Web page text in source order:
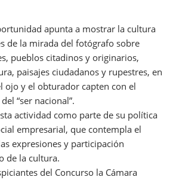
apunta a mostrar la cultura
de la mirada del fotógrafo sobre
pueblos citadinos y originarios,
paisajes ciudadanos y rupestres, en
ojo y el obturador capten con el
“ser nacional”.
actividad como parte de su política
empresarial, que contempla el
expresiones y participación
de la cultura.
del Concurso la Cámara